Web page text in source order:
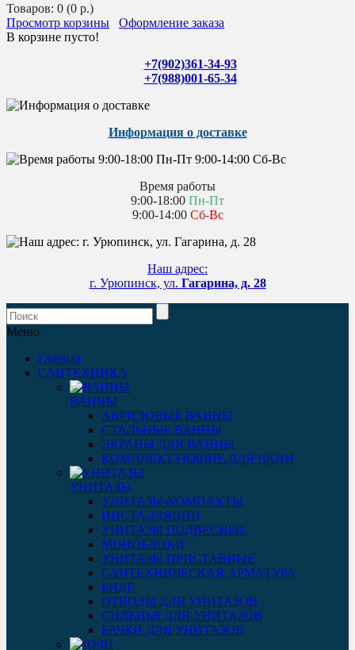
Товаров: 0 (0 р.)
Просмотр корзины
Оформление заказа
В корзине пусто!
+7(902)361-34-93
+7(988)001-65-34
Информация о доставке
Время работы
9:00-18:00 Пн-Пт
9:00-14:00 Сб-Вс
Наш адрес:
г. Урюпинск, ул. Гагарина, д. 28
Меню
Главная
САНТЕХНИКА
ВАННЫ
АКРИЛОВЫЕ ВАННЫ
СТАЛЬНЫЕ ВАННЫ
ЭКРАНЫ ДЛЯ ВАННЫ
КОМПЛЕКТУЮЩИЕ ДЛЯ ВАНН
УНИТАЗЫ
УНИТАЗЫ-КОМПАКТЫ
ИНСТАЛЛЯЦИИ
УНИТАЗЫ ПОДВЕСНЫЕ
МОНОБЛОКИ
УНИТАЗЫ ПРИСТАВНЫЕ
САНТЕХНИЧЕСКАЯ АРМАТУРА
БИДЕ
ОТВОДЫ ДЛЯ УНИТАЗОВ
СИДЕНЬЯ ДЛЯ УНИТАЗОВ
БАЧКИ ДЛЯ УНИТАЗОВ